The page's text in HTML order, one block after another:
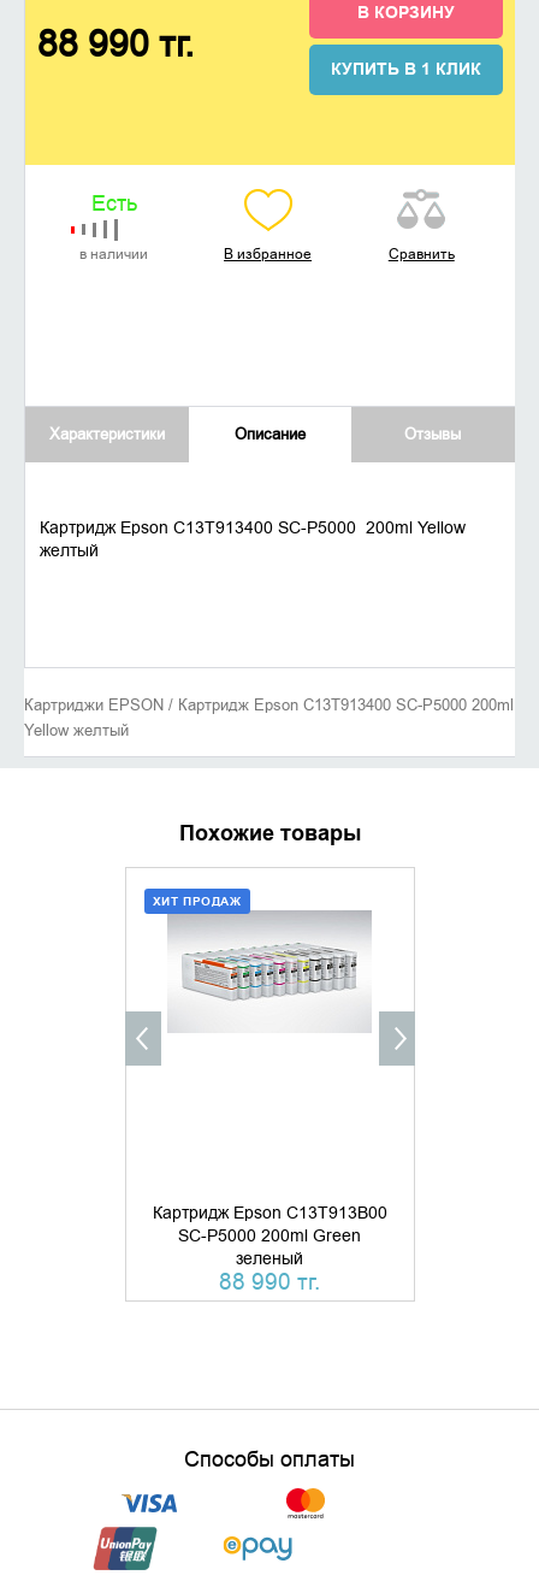
88 990 тг.
В КОРЗИНУ
КУПИТЬ В 1 КЛИК
Есть
в наличии В избранное Сравнить
Характеристики Описание Отзывы
Картридж Epson C13T913400 SC-P5000 200ml Yellow
желтый
Картриджи EPSON / Картридж Epson C13T913400 SC-P5000 200ml
Yellow желтый
Похожие товары
Картридж Epson C13T913B00
SC-P5000 200ml Green
зеленый
88 990 тг.
ХИТ ПРОДАЖ
КУПИТЬ В 1 КЛИК
Способы оплаты